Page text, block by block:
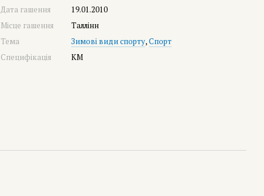
Дата гашення
19.01.2010
Місце гашення
Таллінн
Тема
Зимові види спорту,Спорт
Специфікація
КМ